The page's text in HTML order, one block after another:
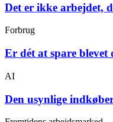
Det er ikke arbejdet,
Forbrug
Er dét at spare blevet
AI
Den usynlige